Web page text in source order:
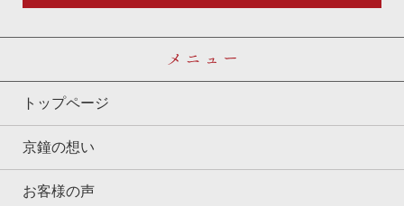
トップページ
京鐘の想い
お客様の声